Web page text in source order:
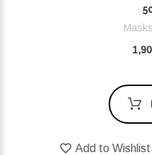
Add to Wishlist